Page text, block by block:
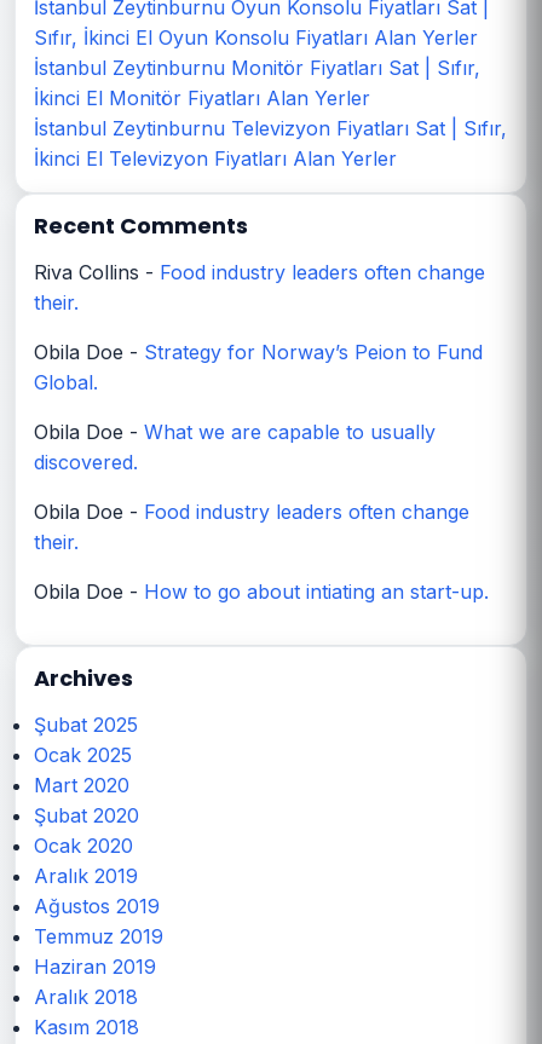
İstanbul Zeytinburnu Oyun Konsolu Fiyatları Sat |
Sıfır, İkinci El Oyun Konsolu Fiyatları Alan Yerler
İstanbul Zeytinburnu Monitör Fiyatları Sat | Sıfır,
İkinci El Monitör Fiyatları Alan Yerler
İstanbul Zeytinburnu Televizyon Fiyatları Sat | Sıfır,
İkinci El Televizyon Fiyatları Alan Yerler
Recent Comments
Riva Collins - Food industry leaders often change
their.
Obila Doe - Strategy for Norway’s Peion to Fund
Global.
Obila Doe - What we are capable to usually
discovered.
Obila Doe - Food industry leaders often change
their.
Obila Doe - How to go about intiating an start-up.
Archives
Şubat 2025
Ocak 2025
Mart 2020
Şubat 2020
Ocak 2020
Aralık 2019
Ağustos 2019
Temmuz 2019
Haziran 2019
Aralık 2018
Kasım 2018